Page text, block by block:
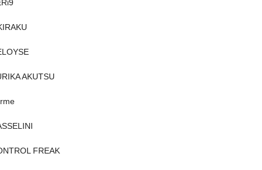
AKUTSU
FREAK